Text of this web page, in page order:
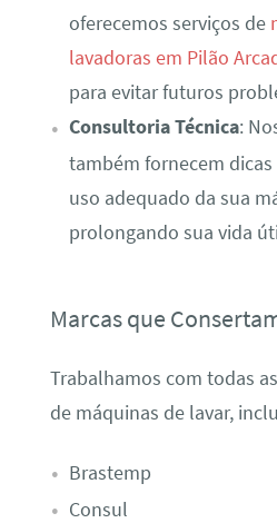
oferecemos serviços de
lavadoras em Pilão
para evitar futuros
Consultoria Técnica:
também fornecem
uso adequado da sua
prolongando sua vida
Marcas que
Trabalhamos com todas
de máquinas de lavar,
Brastemp
Consul